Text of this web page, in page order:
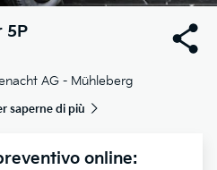
5P
AG - Mühleberg
saperne di più
online: